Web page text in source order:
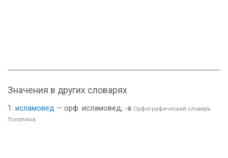
Значения в других словарях
исламовед — орф. исламовед, -а Орфографический словарь
Лопатина